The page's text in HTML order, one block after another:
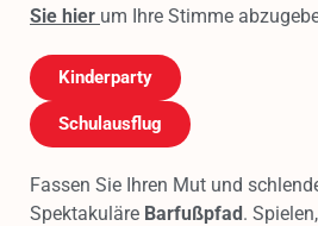
Sie hier um Ihre Stimme
Kinderparty
Schulausflug
Fassen Sie Ihren Mut und
Spektakuläre Barfußpfad.